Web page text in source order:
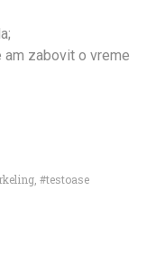
am zabovit o vreme
testoase